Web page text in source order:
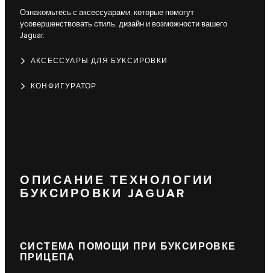
Ознакомьтесь с аксессуарами, которые помогут
усовершенствовать стиль, дизайн и возможности вашего
Jaguar.
АКСЕССУАРЫ ДЛЯ БУКСИРОВКИ
КОНФИГУРАТОР
ОПИСАНИЕ ТЕХНОЛОГИИ
БУКСИРОВКИ JAGUAR
СИСТЕМА ПОМОЩИ ПРИ БУКСИРОВКЕ
ПРИЦЕПА